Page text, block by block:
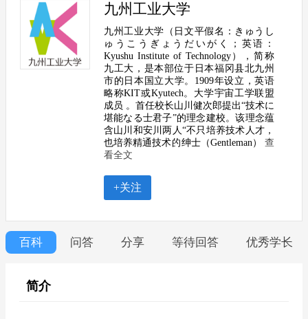
九州工业大学
九州工业大学（日文平假名：きゅうし
ゅうこうぎょうだいがく；英语：
Kyushu Institute of Technology），简称
九工大，是本部位于日本福冈县北九州
市的日本国立大学。1909年设立，英语
略称KIT或Kyutech。大学宇宙工学联盟
成员 。首任校长山川健次郎提出“技术に
堪能なる士君子”的理念建校。该理念蕴
含山川和安川两人“不只培养技术人才，
也培养精通技术的绅士（Gentleman） 查
看全文
+关注
百科 问答 分享 等待回答 优秀学长
简介